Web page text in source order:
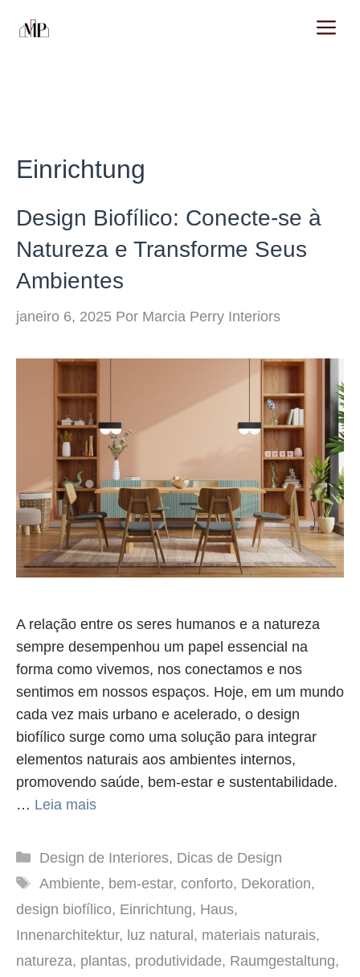
para
Einrichtung
Design Biofílico: Conecte-se à
Natureza e Transforme Seus
Ambientes
janeiro 6, 2025 Por Marcia Perry Interiors
A relação entre os seres humanos e a natureza
sempre desempenhou um papel essencial na
forma como vivemos, nos conectamos e nos
sentimos em nossos espaços. Hoje, em um mundo
cada vez mais urbano e acelerado, o design
biofílico surge como uma solução para integrar
elementos naturais aos ambientes internos,
promovendo saúde, bem-estar e sustentabilidade.
… Leia mais
Categorias
Design de Interiores, Dicas de Design
Tags
Ambiente, bem-estar, conforto, Dekoration,
design biofílico, Einrichtung, Haus,
Innenarchitektur, luz natural, materiais naturais,
natureza, plantas, produtividade, Raumgestaltung,